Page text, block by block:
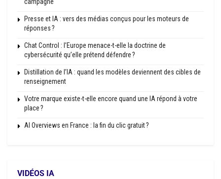
campagne
Presse et IA : vers des médias conçus pour les moteurs de
réponses ?
Chat Control : l’Europe menace-t-elle la doctrine de
cybersécurité qu’elle prétend défendre ?
Distillation de l’IA : quand les modèles deviennent des cibles de
renseignement
Votre marque existe-t-elle encore quand une IA répond à votre
place ?
AI Overviews en France : la fin du clic gratuit ?
VIDÉOS IA